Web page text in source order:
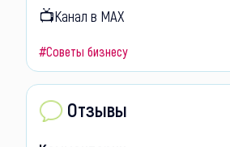
📺Канал в MAX
#Советы бизнесу
Отзывы